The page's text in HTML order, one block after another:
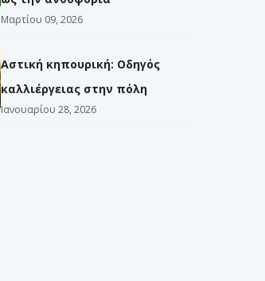
Μαρτίου 09, 2026
Αστική κηπουρική: Οδηγός
καλλιέργειας στην πόλη
Ιανουαρίου 28, 2026